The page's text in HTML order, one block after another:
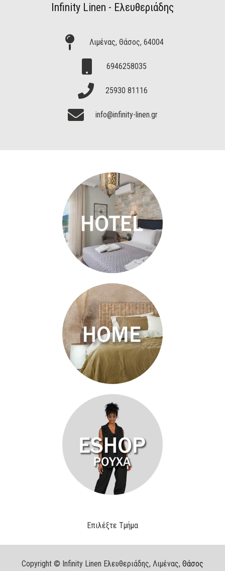
MEN
ACCESSORIES
Infinity Linen - Ελευθεριάδης
Λιμένας, Θάσος, 64004
6946258035
25930 81116
info@infinity-linen.gr
Επιλέξτε Τμήμα
Copyright © Infinity Linen Ελευθεριάδης, Λιμένας, Θάσος